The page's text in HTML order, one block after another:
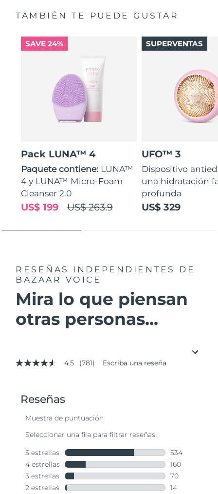
TAMBIÉN TE PUEDE GUSTAR
SAVE 24%
Pack LUNA™ 4
Paquete contiene: LUNA™
4 y LUNA™ Micro-Foam
Cleanser 2.0
US$ 263.9
US$ 199
UFO™ 3
Dispositivo
una hidratación
profunda
US$ 329
SUPERVENTAS
RESEÑAS INDEPENDIENTES
DE
BAZAAR VOICE
Mira lo que piensan
otras personas...
4.5
valor
medio
valoración.
781
Enlace
misma
página.
4.5 (781) Escriba una reseña